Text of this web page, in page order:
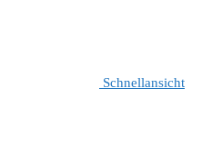
Schnellansicht